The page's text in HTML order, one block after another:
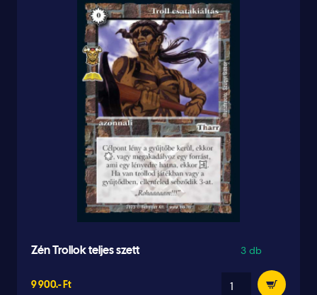
Zén Trollok teljes szett 3 db
9 900.- Ft